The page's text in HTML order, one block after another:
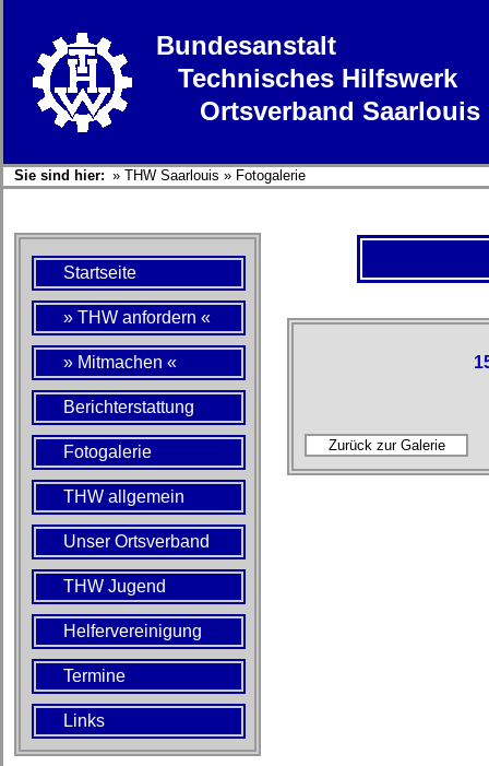
Bundesanstalt
Technisches Hilfswerk
Ortsverband Saarlouis
Sie sind hier: » THW Saarlouis » Fotogalerie
Startseite
» THW anfordern «
» Mitmachen «
Berichterstattung
Fotogalerie
THW allgemein
Unser Ortsverband
THW Jugend
Helfervereinigung
Termine
Links